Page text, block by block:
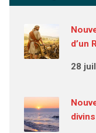
d’un
28